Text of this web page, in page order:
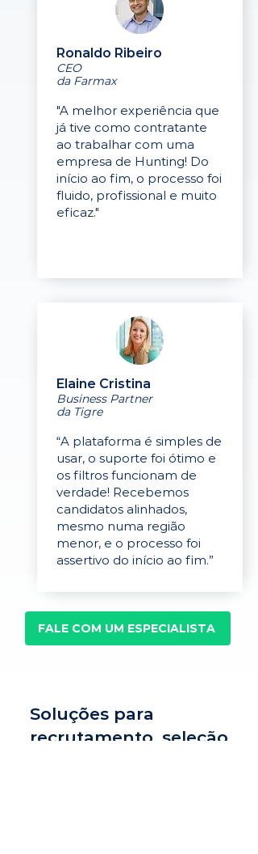
Ronaldo Ribeiro
CEO
da Farmax
"A melhor experiência que
já tive como contratante
ao trabalhar com uma
empresa de Hunting! Do
início ao fim, o processo foi
fluido, profissional e muito
eficaz."
Elaine Cristina
Business Partner
da Tigre
“A plataforma é simples de
usar, o suporte foi ótimo e
os filtros funcionam de
verdade! Recebemos
candidatos alinhados,
mesmo numa região
menor, e o processo foi
assertivo do início ao fim.”
FALE COM UM ESPECIALISTA
Soluções para
recrutamento, seleção